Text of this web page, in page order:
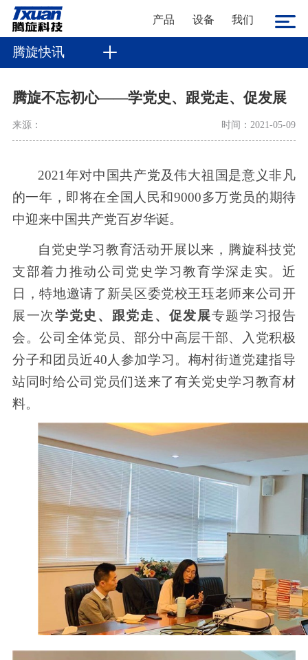
产品 设备 我们
腾旋快讯
腾旋不忘初心——学党史、跟党走、促发展
来源： 时间：2021-05-09
2021 年对中国共产党及伟大祖国是意义非凡
的一年，即将在全国人民和9000多万党员的期待
中迎来中国共产党百岁华诞。
自党史学习教育活动开展以来，腾旋科技党
支部着力推动公司党史学习教育学深走实。近
日，特地邀请了新吴区委党校王珏老师来公司开
展一次学党史、跟党走、促发展专题学习报告
会。公司全体党员、部分中高层干部、入党积极
分子和团员近40 人参加学习。梅村街道党建指导
站同时给公司党员们送来了有关党史学习教育材
料。